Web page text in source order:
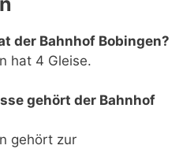
der Bahnhof Bobingen?
hat 4 Gleise.
gehört der Bahnhof
gehört zur